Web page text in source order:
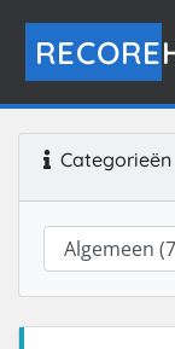
RECORE
Categorieën